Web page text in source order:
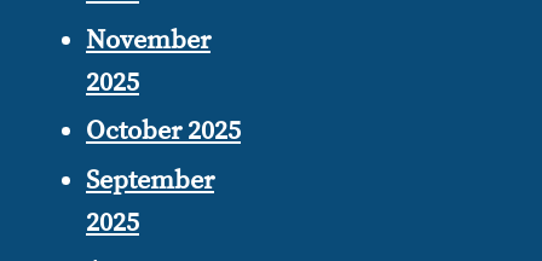
November
2025
October 2025
September
2025